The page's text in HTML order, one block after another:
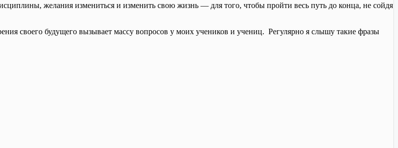
желания измениться и изменить свою жизнь — для того, чтобы пройти весь путь до конца, не сойдя
своего будущего вызывает массу вопросов у моих учеников и учениц. Регулярно я слышу такие фразы